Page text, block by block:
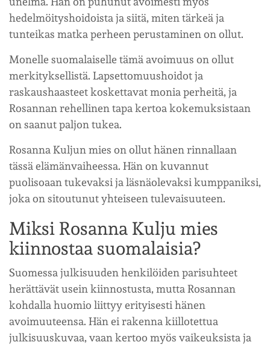
hedelmöityshoidoista ja siitä, miten tärkeä ja
tunteikas matka perheen perustaminen on ollut.
Monelle suomalaiselle tämä avoimuus on ollut
merkityksellistä. Lapsettomuushoidot ja
raskaushaasteet koskettavat monia perheitä, ja
Rosannan rehellinen tapa kertoa kokemuksistaan
on saanut paljon tukea.
Rosanna Kuljun mies on ollut hänen rinnallaan
tässä elämänvaiheessa. Hän on kuvannut
puolisoaan tukevaksi ja läsnäolevaksi kumppaniksi,
joka on sitoutunut yhteiseen tulevaisuuteen.
Miksi Rosanna Kulju mies
kiinnostaa suomalaisia?
Suomessa julkisuuden henkilöiden parisuhteet
herättävät usein kiinnostusta, mutta Rosannan
kohdalla huomio liittyy erityisesti hänen
avoimuuteensa. Hän ei rakenna kiillotettua
julkisuuskuvaa, vaan kertoo myös vaikeuksista ja